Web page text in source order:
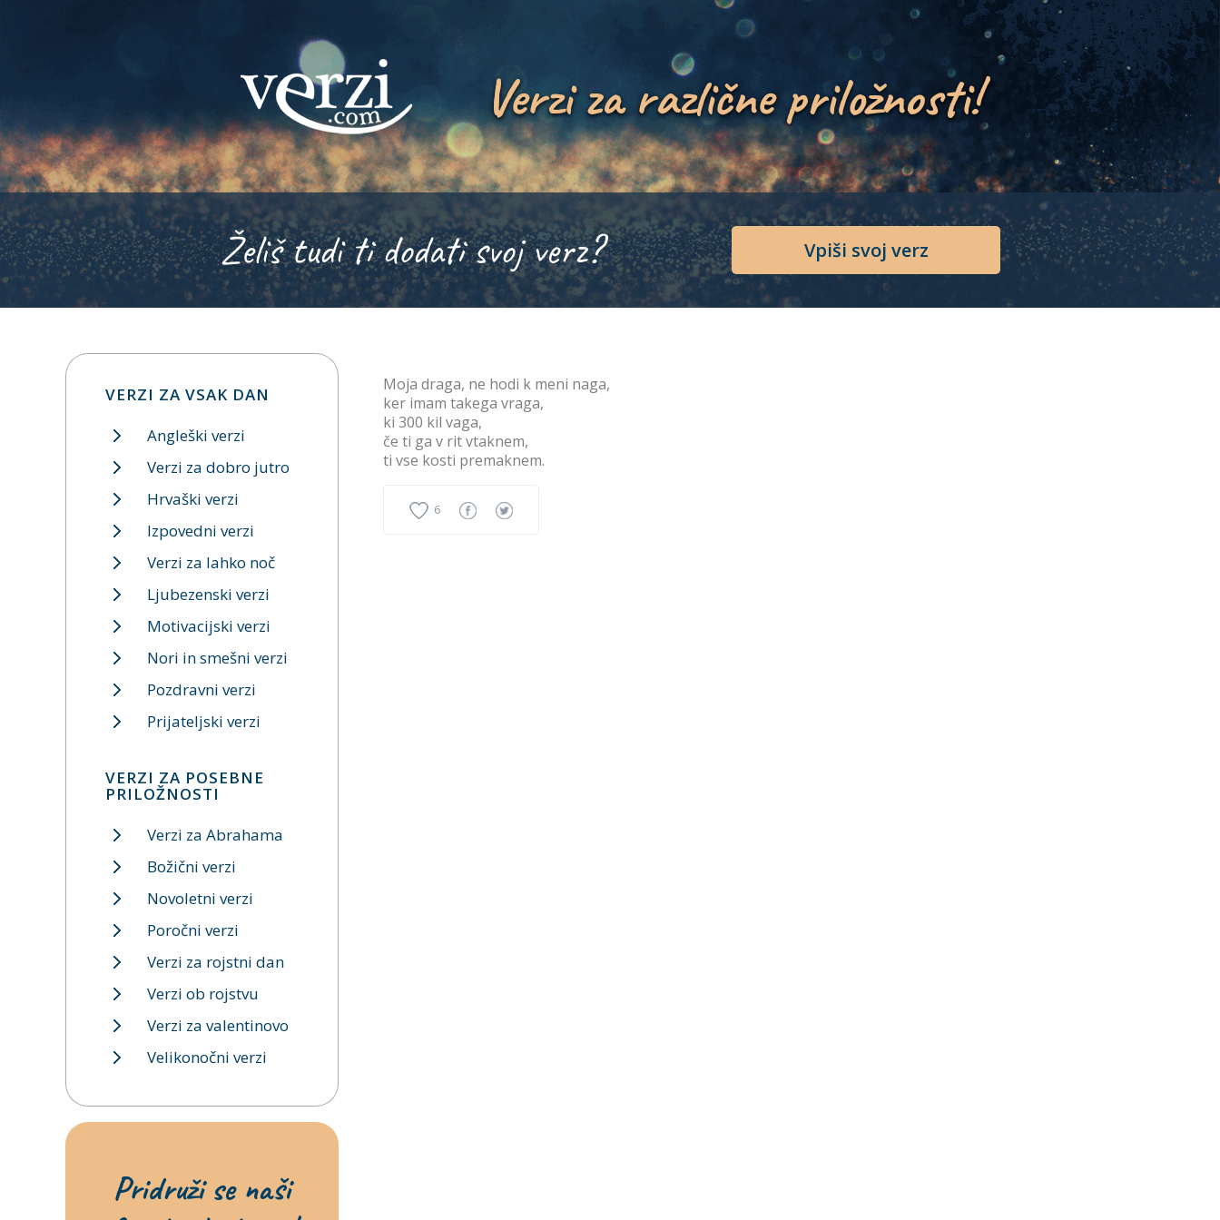
Verzi za različne priložnosti!
Želiš tudi ti dodati svoj verz? Vpiši svoj verz
Moja draga, ne hodi k meni naga,
ker imam takega vraga,
ki 300 kil vaga,
če ti ga v rit vtaknem,
ti vse kosti premaknem.
6
VERZI ZA VSAK DAN
Angleški verzi
Verzi za dobro jutro
Hrvaški verzi
Izpovedni verzi
Verzi za lahko noč
Ljubezenski verzi
Motivacijski verzi
Nori in smešni verzi
Pozdravni verzi
Prijateljski verzi
VERZI ZA POSEBNE
PRILOŽNOSTI
Verzi za Abrahama
Božični verzi
Novoletni verzi
Poročni verzi
Verzi za rojstni dan
Verzi ob rojstvu
Verzi za valentinovo
Velikonočni verzi
Pridruži se naši